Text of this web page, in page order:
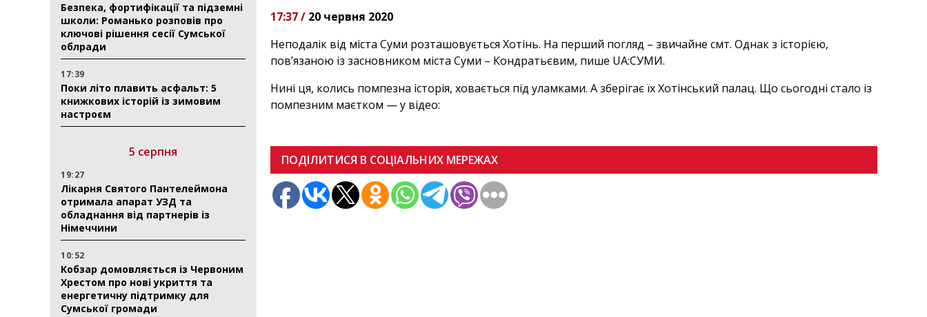
Безпека, фортифікації та підземні
школи: Романько розповів про
ключові рішення сесії Сумської
облради
17:39
Поки літо плавить асфальт: 5
книжкових історій із зимовим
настроєм
5 серпня
19:27
Лікарня Святого Пантелеймона
отримала апарат УЗД та
обладнання від партнерів із
Німеччини
10:52
Кобзар домовляється із Червоним
Хрестом про нові укриття та
енергетичну підтримку для
Сумської громади
17:37 / 20 червня 2020
Неподалік від міста Суми розташовується Хотінь. На перший погляд – звичайне смт. Однак з історією,
пов’язаною із засновником міста Суми – Кондратьєвим, пише UA:СУМИ.
Нині ця, колись помпезна історія, ховається під уламками. А зберігає їх Хотінський палац. Що сьогодні стало із
помпезним маєтком — у відео:
ПОДІЛИТИСЯ В СОЦІАЛЬНИХ МЕРЕЖАХ